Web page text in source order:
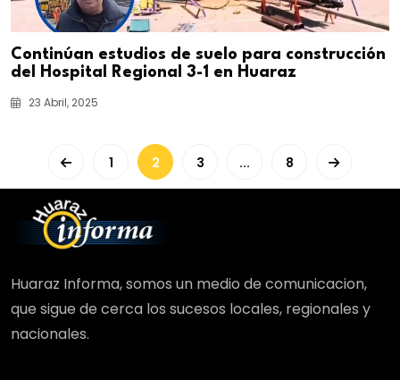
Continúan estudios de suelo para construcción
del Hospital Regional 3-1 en Huaraz
23 Abril, 2025
1 2 3 ... 8
Huaraz Informa, somos un medio de comunicacion,
que sigue de cerca los sucesos locales, regionales y
nacionales.